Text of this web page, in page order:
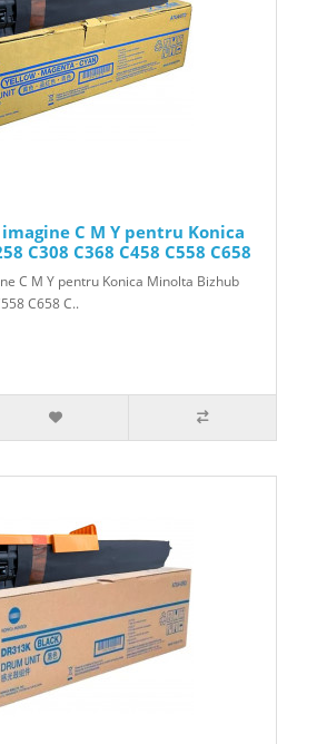
C M Y pentru Konica
C308 C368 C458 C558 C658
C M Y pentru Konica Minolta Bizhub
C658 C..